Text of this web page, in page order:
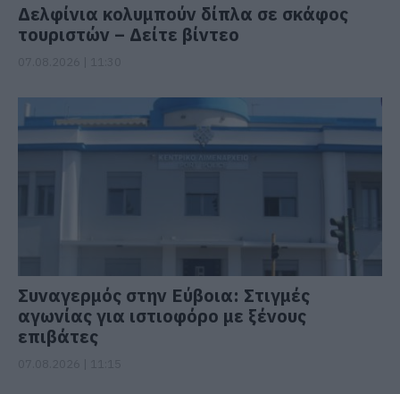
Δελφίνια κολυμπούν δίπλα σε σκάφος
τουριστών – Δείτε βίντεο
Συναγερμός στην Εύβοια: Στιγμές
αγωνίας για ιστιοφόρο με ξένους
επιβάτες